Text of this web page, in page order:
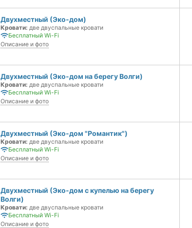
Двухместный (Эко-дом)
Кровати: две двуспальные кровати
Бесплатный Wi-Fi
Описание и фото
Двухместный (Эко-дом на берегу Волги)
Кровати: две двуспальные кровати
Бесплатный Wi-Fi
Описание и фото
Двухместный (Эко-дом "Романтик")
Кровати: две двуспальные кровати
Бесплатный Wi-Fi
Описание и фото
Двухместный (Эко-дом с купелью на берегу
Волги)
Кровати: две двуспальные кровати
Бесплатный Wi-Fi
Описание и фото